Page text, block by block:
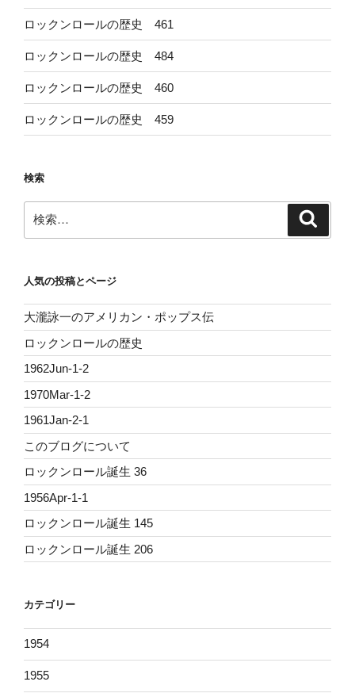
ロックンロールの歴史 461
ロックンロールの歴史 484
ロックンロールの歴史 460
ロックンロールの歴史 459
検索
索:
人気の投稿とページ
大瀧詠一のアメリカン・ポップス伝
ロックンロールの歴史
1962Jun-1-2
1970Mar-1-2
1961Jan-2-1
このブログについて
ロックンロール誕生 36
1956Apr-1-1
ロックンロール誕生 145
ロックンロール誕生 206
カテゴリー
1954
1955